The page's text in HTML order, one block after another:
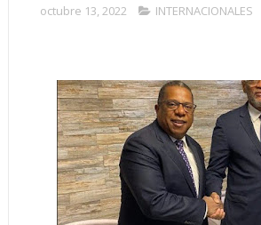
octubre 13, 2022 INTERNACIONALES